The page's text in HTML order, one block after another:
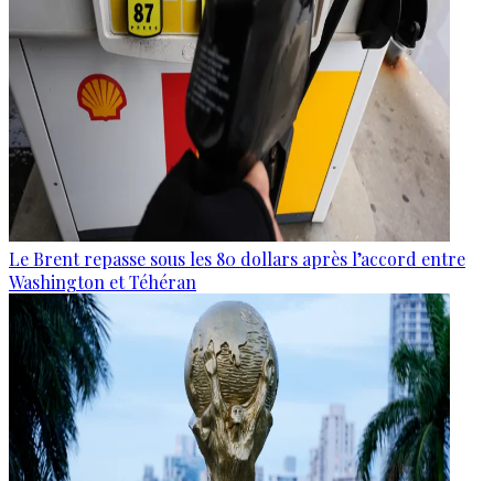
Le Brent repasse sous les 80 dollars après l’accord entre
Washington et Téhéran